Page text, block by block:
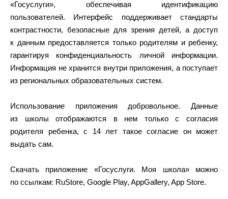
«Госуслуги», обеспечивая идентификацию
пользователей. Интерфейс поддерживает стандарты
контрастности, безопасные для зрения детей, а доступ
к данным предоставляется только родителям и ребенку,
гарантируя конфиденциальность личной информации.
Информация не хранится внутри приложения, а поступает
из региональных образовательных систем.
Использование приложения добровольное. Данные
из школы отображаются в нем только с согласия
родителя ребенка, с 14 лет такое согласие он может
выдать сам.
Скачать приложение «Госуслуги. Моя школа» можно
по ссылкам: RuStore, Google Play, AppGallery, App Store.